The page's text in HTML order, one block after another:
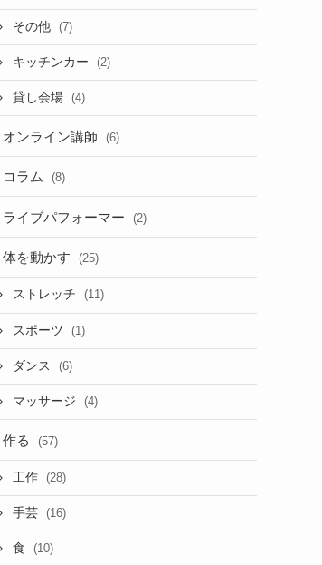
その他 (7)
キッチンカー (2)
貸し会場 (4)
オンライン講師 (6)
コラム (8)
ライブパフォーマー (2)
体を動かす (25)
ストレッチ (11)
スポーツ (1)
ダンス (6)
マッサージ (4)
作る (57)
工作 (28)
手芸 (16)
食 (10)